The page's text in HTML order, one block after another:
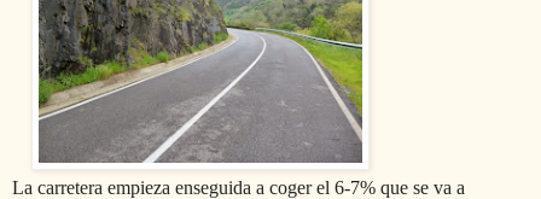
La carretera empieza enseguida a coger el 6-7% que se va a